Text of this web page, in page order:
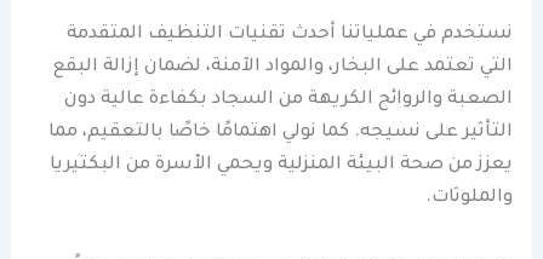
نستخدم في عملياتنا أحدث تقنيات التنظيف المتقدمة
التي تعتمد على البخار، والمواد الآمنة، لضمان إزالة البقع
الصعبة والروائح الكريهة من السجاد بكفاءة عالية دون
التأثير على نسيجه. كما نولي اهتمامًا خاصًا بالتعقيم، مما
يعزز من صحة البيئة المنزلية ويحمي الأسرة من البكتيريا
والملوثات.